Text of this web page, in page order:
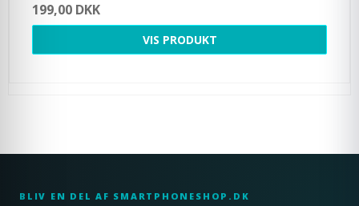
199,00 DKK
VIS PRODUKT
BLIV EN DEL AF SMARTPHONESHOP.DK